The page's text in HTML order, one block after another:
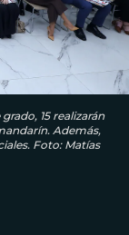
15 realizarán
Además,
Foto: Matías